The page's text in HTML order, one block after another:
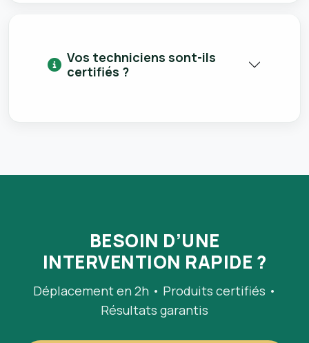
Vos techniciens sont-ils
certifiés ?
BESOIN D’UNE
INTERVENTION RAPIDE ?
Déplacement en 2h • Produits certifiés •
Résultats garantis